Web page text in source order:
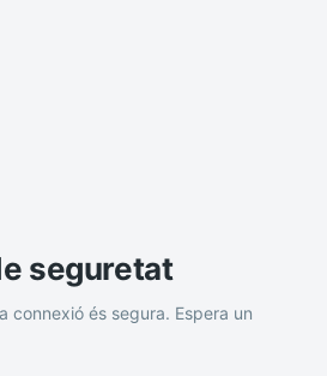
seguretat
connexió és segura. Espera un